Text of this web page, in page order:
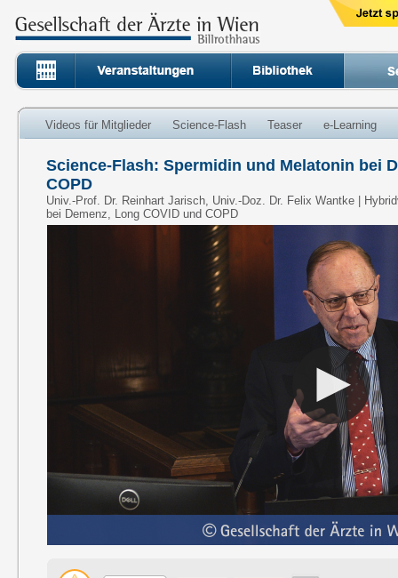
Videos für Mitglieder Science-Flash Teaser e-Learning
Science-Flash: Spermidin und Melatonin bei
COPD
Univ.-Prof. Dr. Reinhart Jarisch, Univ.-Doz. Dr. Felix Wantke |
bei Demenz, Long COVID und COPD